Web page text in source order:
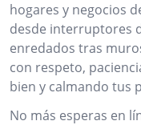
hogares y negocios
desde interruptores
enredados tras
con respeto,
bien y calmando tus
No más esperas en